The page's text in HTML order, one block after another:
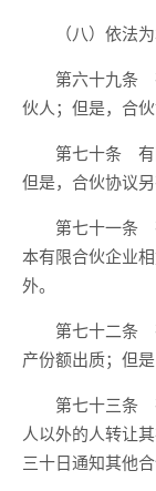
（八）依法为
第六十九条 有
伙人；但是，合
第七十条 有限
但是，合伙协议另
第七十一条 有
本有限合伙企业
外。
第七十二条 有
产份额出质；但
第七十三条 有
人以外的人转让
三十日通知其他合